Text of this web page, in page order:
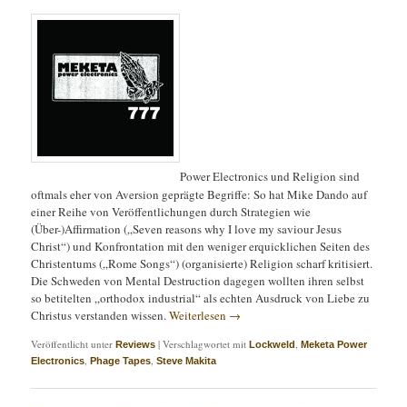
Power Electronics und Religion sind
oftmals eher von Aversion geprägte Begriffe: So hat Mike Dando auf
einer Reihe von Veröffentlichungen durch Strategien wie
(Über-)Affirmation („Seven reasons why I love my saviour Jesus
Christ“) und Konfrontation mit den weniger erquicklichen Seiten des
Christentums („Rome Songs“) (organisierte) Religion scharf kritisiert.
Die Schweden von Mental Destruction dagegen wollten ihren selbst
so betitelten „orthodox industrial“ als echten Ausdruck von Liebe zu
Christus verstanden wissen.Weiterlesen →
Veröffentlicht unter Reviews |Verschlagwortet mit Lockweld ,Meketa Power
Electronics ,Phage Tapes ,Steve Makita